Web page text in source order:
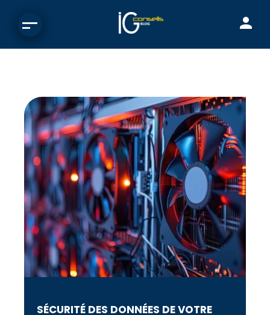
SÉCURITÉ DES DONNÉES DE VOTRE